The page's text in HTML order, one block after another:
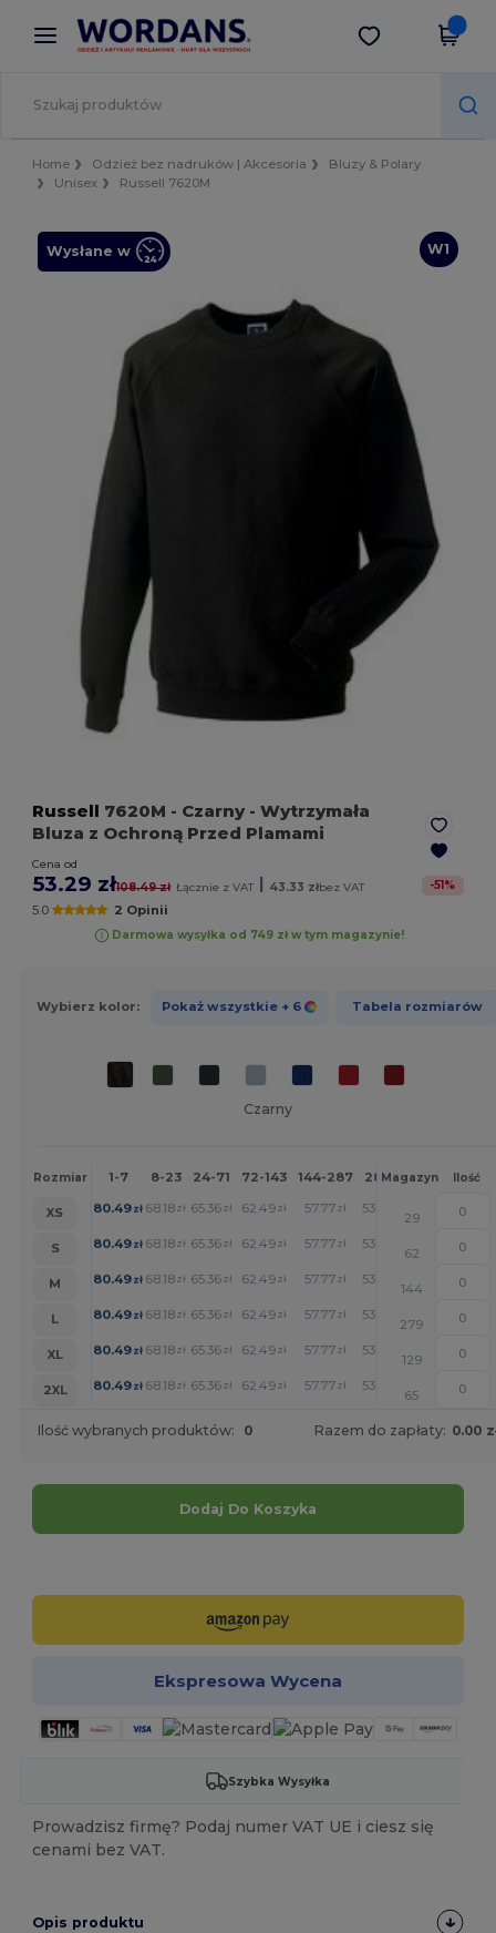
× Aplikacja Wordans
Lepsze ceny w aplikacji!
Pobierz app
Home Odzież bez nadruków | Akcesoria
Bluzy & Polary
Unisex
Russell 7620M
W1
Wysłane w
Russell 7620M - Czarny- Wytrzymała
Bluza z Ochroną Przed Plamami
Cena od
53.29 zł108.49 zł Łącznie z VAT | 43.33 złbez VAT -51 %
5.0 2 Opinii
Darmowa wysyłka od 749 zł w tym magazynie!
Wybierz kolor: Pokaż wszystkie + 6 Tabela rozmiarów
Czarny
Rozmiar 1-7 8-23 24-71 72-143 144-287 288 + Więcej
Magazyn Ilość
XS 80.49zł 68.18zł 65.36zł 62.49zł 57.77zł 53.29
29
S
80.49zł 68.18zł 65.36zł 62.49zł 57.77zł 53.29
62
M
80.49zł 68.18zł 65.36zł 62.49zł 57.77zł 53.29
144
L
80.49zł 68.18zł 65.36zł 62.49zł 57.77zł 53.29
279
XL
80.49zł 68.18zł 65.36zł 62.49zł 57.77zł 53.29
129
2XL
80.49zł 68.18zł 65.36zł 62.49zł 57.77zł 53.29
65
Ilość wybranych produktów: 0 Razem do zapłaty: 0.00
Dodaj Do Koszyka
Ekspresowa Wycena
Szybka Wysyłka
Prowadzisz firmę? Podaj numer VAT UE i ciesz się
cenami bez VAT.
Opis produktu